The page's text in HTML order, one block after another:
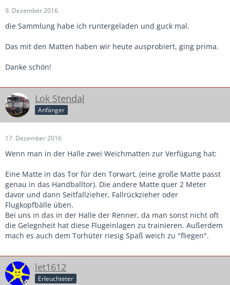
9. Dezember 2016
die Sammlung habe ich runtergeladen und guck mal.
Das mit den Matten haben wir heute ausprobiert, ging prima.
Danke schön!
Lok Stendal
Anfänger
17. Dezember 2016
Wenn man in der Halle zwei Weichmatten zur Verfügung hat:
Eine Matte in das Tor für den Torwart, (eine große Matte passt
genau in das Handballtor). Die andere Matte quer 2 Meter
davor und dann Seitfallzieher, Fallrückzieher oder
Flugkopfbälle üben.
Bei uns in das in der Halle der Renner, da man sonst nicht oft
die Gelegnheit hat diese Flugeinlagen zu trainieren. Außerdem
mach es auch dem Torhüter riesig Spaß weich zu "fliegen".
let1612
Erleuchteter